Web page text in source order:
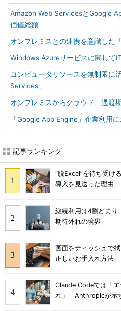
Amazon Web ServicesとGoogle
価値総額
オンプレミスとの連携を意識した
Windows Azureサービスに関して
コンピュータリソースを無制限に
Services」
オンプレミスからクラウド、過渡
「Google App Engine」企業利用
記事ランキング
“脱Excel”を待ち受
導入を見送った理由
継続利用は4割どま
期待外れの境界
画面をティッシュで
正しいお手入れ方法
Claude Codeでは「
れ」 Anthropicが示